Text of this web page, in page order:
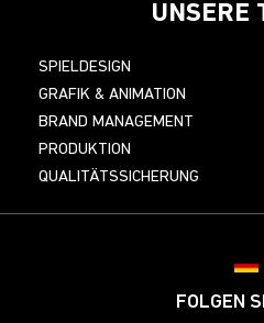
UNSERE
SPIELDESIGN
GRAFIK & ANIMATION
BRAND MANAGEMENT
PRODUKTION
QUALITÄTSSICHERUNG
FOLGEN